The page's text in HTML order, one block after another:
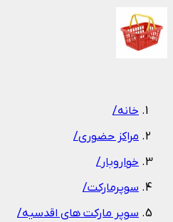
خانه/
مراکز حضوری/
خواروبار/
سوپرمارکت/
سوپر مارکت های اقدسیه/